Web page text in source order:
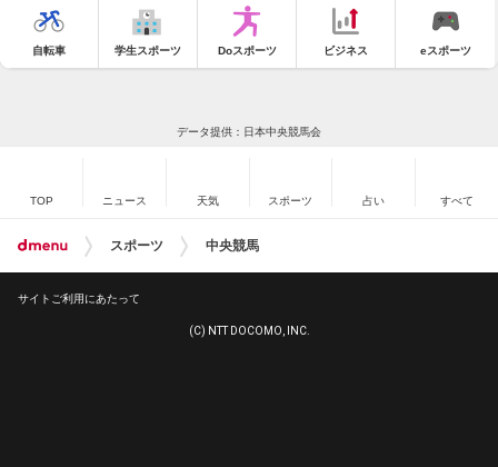
自転車 学生スポーツ Doスポーツ ビジネス eスポーツ
データ提供：日本中央競馬会
TOP ニュース 天気 スポーツ 占い すべて
スポーツ 中央競馬
サイトご利用にあたって
(C) NTT DOCOMO, INC.